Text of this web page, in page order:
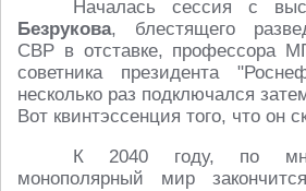
Началась сессия с
Безрукова, блестящего
СВР в отставке, профессора
советника президента
несколько раз подключался
Вот квинтэссенция того, что он
К 2040 году, по
монополярный мир